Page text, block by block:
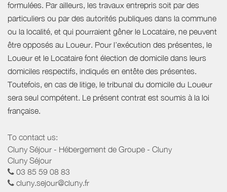
formulées. Par ailleurs, les travaux entrepris soit par des
particuliers ou par des autorités publiques dans la commune
ou la localité, et qui pourraient gêner le Locataire, ne peuvent
être opposés au Loueur. Pour l’exécution des présentes, le
Loueur et le Locataire font élection de domicile dans leurs
domiciles respectifs, indiqués en entête des présentes.
Toutefois, en cas de litige, le tribunal du domicile du Loueur
sera seul compétent. Le présent contrat est soumis à la loi
française.
To contact us:
Cluny Séjour - Hébergement de Groupe - Cluny
Cluny Séjour
03 85 59 08 83
cluny.sejour@cluny.fr